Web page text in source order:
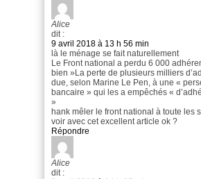
Alice
dit :
9 avril 2018 à 13 h 56 min
là le ménage se fait naturellement
Le Front national a perdu 6 000
bien »La perte de plusieurs milliers
due, selon Marine Le Pen, à une «
bancaire » qui les a empêchés «
»
hank mêler le front national à toute les
voir avec cet excellent article ok ?
Répondre
Alice
dit :